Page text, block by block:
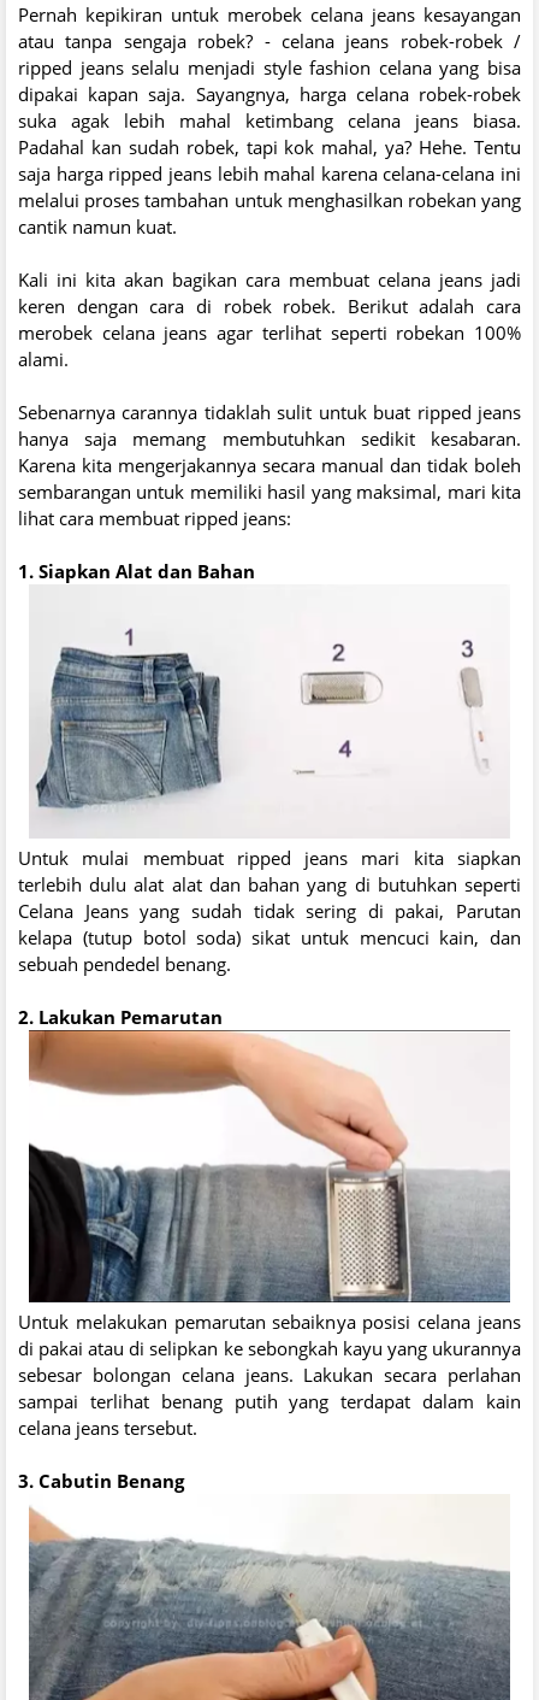
Pernah kepikiran untuk merobek celana jeans kesayangan
atau tanpa sengaja robek? - celana jeans robek-robek /
ripped jeans selalu menjadi style fashion celana yang bisa
dipakai kapan saja. Sayangnya, harga celana robek-robek
suka agak lebih mahal ketimbang celana jeans biasa.
Padahal kan sudah robek, tapi kok mahal, ya? Hehe. Tentu
saja harga ripped jeans lebih mahal karena celana-celana ini
melalui proses tambahan untuk menghasilkan robekan yang
cantik namun kuat.
Kali ini kita akan bagikan cara membuat celana jeans jadi
keren dengan cara di robek robek. Berikut adalah cara
merobek celana jeans agar terlihat seperti robekan 100%
alami.
Sebenarnya carannya tidaklah sulit untuk buat ripped jeans
hanya saja memang membutuhkan sedikit kesabaran.
Karena kita mengerjakannya secara manual dan tidak boleh
sembarangan untuk memiliki hasil yang maksimal, mari kita
lihat cara membuat ripped jeans:
1. Siapkan Alat dan Bahan
Untuk mulai membuat ripped jeans mari kita siapkan
terlebih dulu alat alat dan bahan yang di butuhkan seperti
Celana Jeans yang sudah tidak sering di pakai, Parutan
kelapa (tutup botol soda) sikat untuk mencuci kain, dan
sebuah pendedel benang.
2. Lakukan Pemarutan
Untuk melakukan pemarutan sebaiknya posisi celana jeans
di pakai atau di selipkan ke sebongkah kayu yang ukurannya
sebesar bolongan celana jeans. Lakukan secara perlahan
sampai terlihat benang putih yang terdapat dalam kain
celana jeans tersebut.
3. Cabutin Benang